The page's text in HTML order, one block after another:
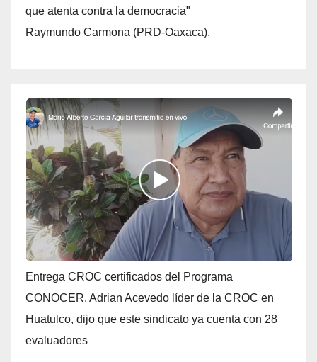
que atenta contra la democracia"
Raymundo Carmona (PRD-Oaxaca).
Entrega CROC certificados del Programa
CONOCER. Adrian Acevedo líder de la CROC en
Huatulco, dijo que este sindicato ya cuenta con 28
evaluadores